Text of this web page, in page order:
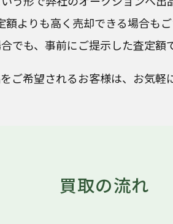
額よりも高く売却できる場合もご
でも、事前にご提示した査定額
ご希望されるお客様は、お気軽
買取の流れ